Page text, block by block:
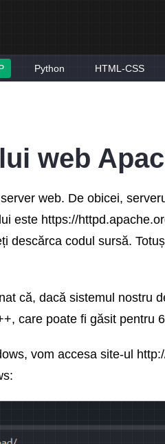
Python HTML-CSS
web
web. De obicei,
este https://
descărca codul sursă.
că, dacă sistemul nostru
care poate fi găsit pentru
vom accesa site-ul